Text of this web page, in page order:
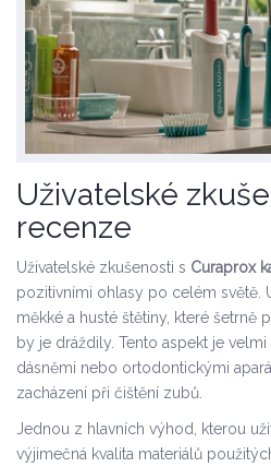
Uživatelské
recenze
Uživatelské zkušenosti s Curaprox
pozitivními ohlasy po celém světě.
měkké a husté štětiny, které šetrně
by je dráždily. Tento aspekt je
dásněmi nebo ortodontickými
zacházení při čištění zubů.
Jednou z hlavních výhod, kterou
výjimečná kvalita materiálů